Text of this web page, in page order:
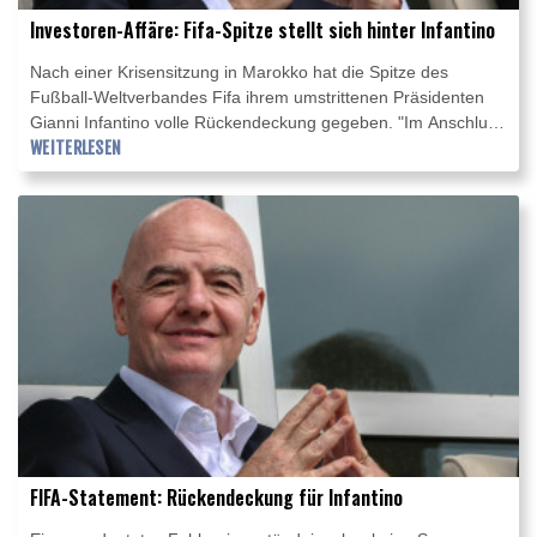
Investoren-Affäre: Fifa-Spitze stellt sich hinter Infantino
Nach einer Krisensitzung in Marokko hat die Spitze des
Fußball-Weltverbandes Fifa ihrem umstrittenen Präsidenten
Gianni Infantino volle Rückendeckung gegeben. "Im Anschluss
an ein Treffen in Rabat bekräftigten der Fifa-Generalsekretär
und die anwesenden Mitglieder der Fifa-Geschäftsleitung ihre
uneingeschränkte Unterstützung für Fifa-Präsident Gianni
Infantino", hieß es am späten Mittwochabend in einer
Erklärung. Zugleich wurden in der den Weltfußball in Atem
haltenden Investoren-Affäre "Fehler" eingestanden.
WEITERLESEN
FIFA-Statement: Rückendeckung für Infantino